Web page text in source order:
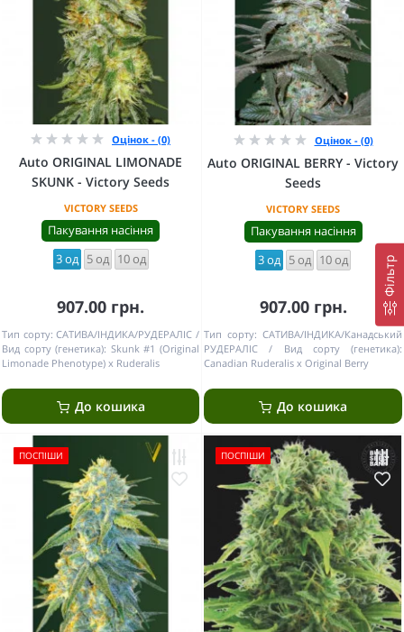
Фільтр
Оцінок - (0)
Auto ORIGINAL LIMONADE
SKUNK - Victory Seeds
VICTORY SEEDS
Пакування насіння
3 од 5 од 10 од
907.00 грн.
Тип сорту: САТИВА/ІНДИКА/РУДЕРАЛІС
Вид сорту (генетика): Skunk #1 (Original
Limonade Phenotype) x Ruderalis
До кошика
Оцінок - (0)
Auto ORIGINAL BERRY - Victory
Seeds
VICTORY SEEDS
Пакування насіння
3 од 5 од 10 од
907.00 грн.
Тип сорту: САТИВА/ІНДИКА/Канадський
РУДЕРАЛІС
Вид сорту (генетика):
Canadian Ruderalis x Original Berry
До кошика
ПОСПІШИ ПОСПІШИ